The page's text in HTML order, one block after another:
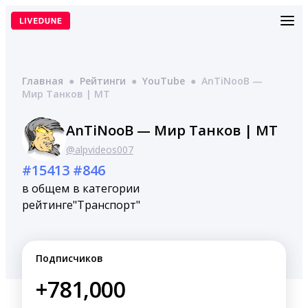
Перейти
Главная ● Рейтинги ● YouTube ● AnTiNooB —
Мир Танков | МТ
AnTiNooB — Мир Танков | МТ
@alpvideos007
#15413
в общем
рейтинге
#846
в категории
"Транспорт"
Подписчиков
+781,000